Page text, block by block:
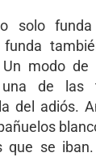
solo funda
funda
Un modo de
una de las
del adiós.
que se